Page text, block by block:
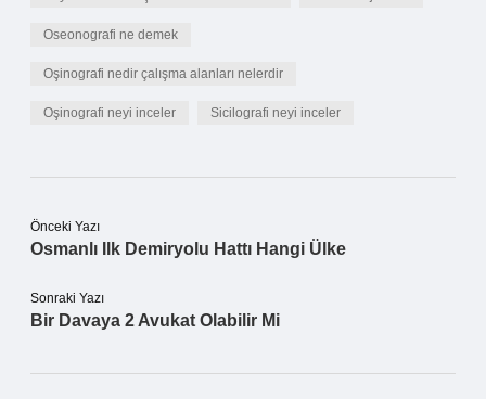
Oseonografi ne demek
Oşinografi nedir çalışma alanları nelerdir
Oşinografi neyi inceler Sicilografi neyi inceler
Önceki Yazı
Osmanlı Ilk Demiryolu Hattı Hangi Ülke
Sonraki Yazı
Bir Davaya 2 Avukat Olabilir Mi